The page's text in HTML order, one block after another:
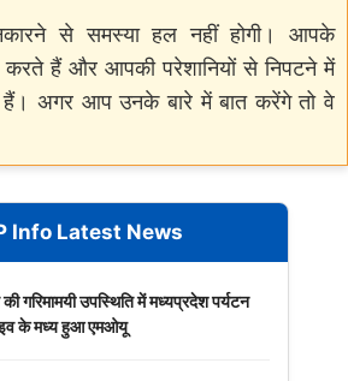
से समस्या हल नहीं होगी। आपके
करते हैं और आपकी परेशानियों से निपटने में
अगर आप उनके बारे में बात करेंगे तो वे
Info Latest News
गरिमामयी उपस्थिति में मध्यप्रदेश पर्यटन
के मध्य हुआ एमओयू